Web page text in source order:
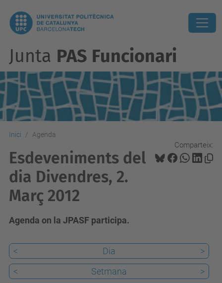
Junta PAS Funcionari
Inici Agenda
Comparteix:
Esdeveniments del
dia Divendres, 2.
Març 2012
Agenda on la JPASF participa.
< Dia
>
<
Setmana
>